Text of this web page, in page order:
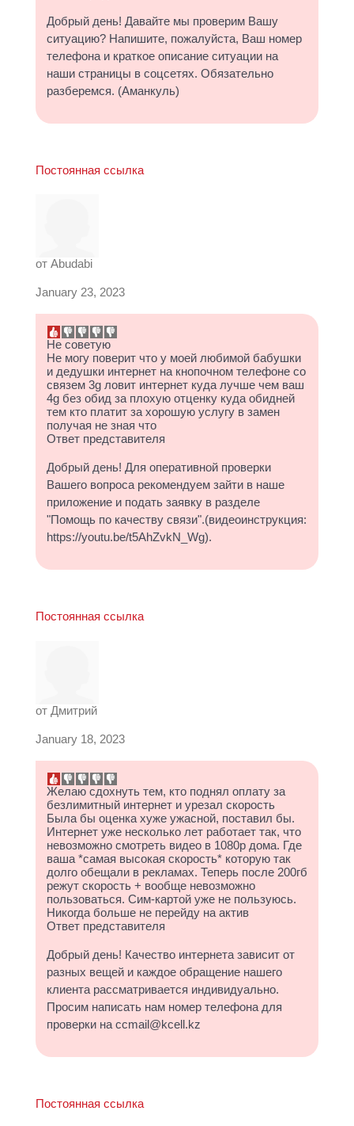
Добрый день! Давайте мы проверим Вашу
ситуацию? Напишите, пожалуйста, Ваш номер
телефона и краткое описание ситуации на
наши страницы в соцсетях. Обязательно
разберемся. (Аманкуль)
Постоянная ссылка
от Abudabi
January 23, 2023
Не советую
Не могу поверит что у моей любимой бабушки
и дедушки интернет на кнопочном телефоне со
связем 3g ловит интернет куда лучше чем ваш
4g без обид за плохую отценку куда обидней
тем кто платит за хорошую услугу в замен
получая не зная что
Ответ представителя
Добрый день! Для оперативной проверки
Вашего вопроса рекомендуем зайти в наше
приложение и подать заявку в разделе
"Помощь по качеству связи".(видеоинструкция:
https://youtu.be/t5AhZvkN_Wg).
Постоянная ссылка
от Дмитрий
January 18, 2023
Желаю сдохнуть тем, кто поднял оплату за
безлимитный интернет и урезал скорость
Была бы оценка хуже ужасной, поставил бы.
Интернет уже несколько лет работает так, что
невозможно смотреть видео в 1080p дома. Где
ваша *самая высокая скорость* которую так
долго обещали в рекламах. Теперь после 200гб
режут скорость + вообще невозможно
пользоваться. Сим-картой уже не пользуюсь.
Никогда больше не перейду на актив
Ответ представителя
Добрый день! Качество интернета зависит от
разных вещей и каждое обращение нашего
клиента рассматривается индивидуально.
Просим написать нам номер телефона для
проверки на ccmail@kcell.kz
Постоянная ссылка